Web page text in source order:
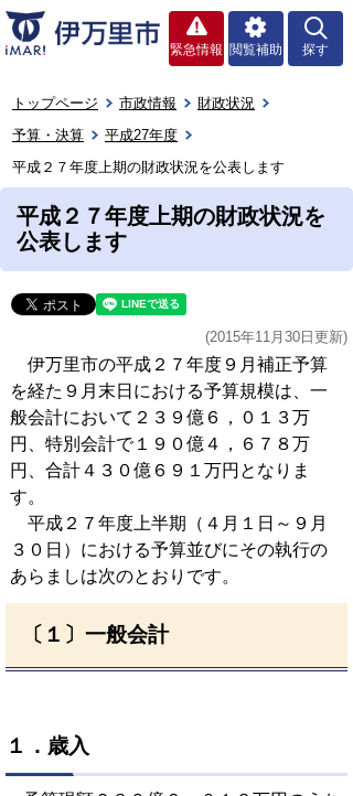
緊急情報 閲覧補助 探す
トップページ 市政情報
財政状況
予算・決算
平成27年度
平成２７年度上期の財政状況を公表します
平成２７年度上期の財政状況を
公表します
(2015年11月30日更新)
伊万里市の平成２７年度９月補正予算
を経た９月末日における予算規模は、一
般会計において２３９億６，０１３万
円、特別会計で１９０億４，６７８万
円、合計４３０億６９１万円となりま
す。
平成２７年度上半期（４月１日～９月
３０日）における予算並びにその執行の
あらましは次のとおりです。
〔１〕一般会計
１．歳入